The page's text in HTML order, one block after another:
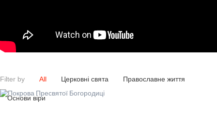
Filter by All Церковні свята Православне життя
Основи віри